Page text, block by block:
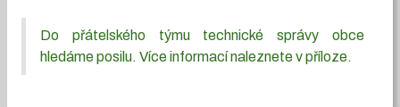
Do přátelského týmu technické správy obce
hledáme posilu. Více informací naleznete v příloze.